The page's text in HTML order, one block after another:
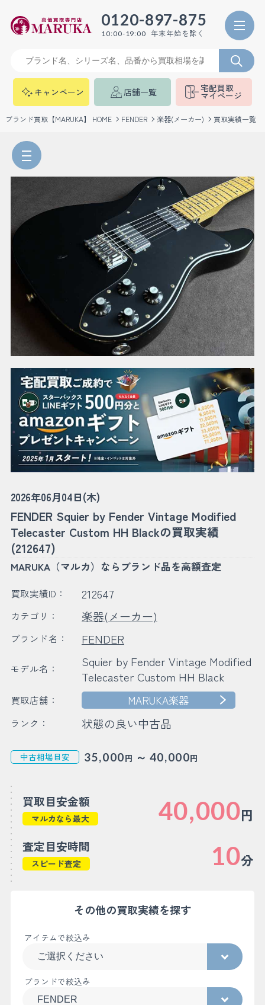
0120-897-875
10:00-19:00 年末年始を除く
キャンペーン 店舗一覧 宅配買取
マイページ
ブランド買取【MARUKA】 HOME FENDER 楽器(メーカー) 買取実績一覧
2026年06月04日(木)
FENDER Squier by Fender Vintage Modified
Telecaster Custom HH Blackの買取実績
(212647)
MARUKA（マルカ）ならブランド品を高額査定
買取実績ID： 212647
カテゴリ： 楽器(メーカー)
ブランド名： FENDER
モデル名：
Squier by Fender Vintage Modified
Telecaster Custom HH Black
買取店舗： MARUKA楽器
ランク： 状態の良い中古品
中古相場目安 35,000円 ～ 40,000円
買取目安金額
マルカなら最大 40,000円
査定目安時間
スピード査定 10分
その他の買取実績を探す
アイテムで絞込み
ブランドで絞込み